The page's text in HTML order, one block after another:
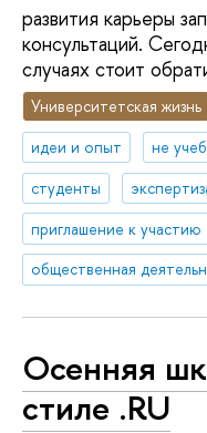
развития карьеры
консультаций.
случаях стоит
Университетская жизнь
идеи и опыт
не
студенты
приглашение к участию
общественная
Осенняя
стиле .RU